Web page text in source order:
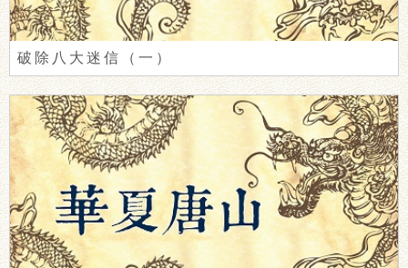
破除八大迷信（一）